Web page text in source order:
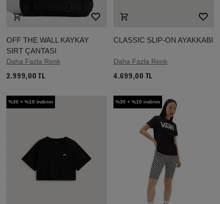
OFF THE WALL KAYKAY
SIRT ÇANTASI
Daha Fazla Renk
2.999,00 TL
CLASSIC SLIP-ON AYAKKABI
Daha Fazla Renk
4.699,00 TL
%30 + %10 indirim %30 + %10 indirim